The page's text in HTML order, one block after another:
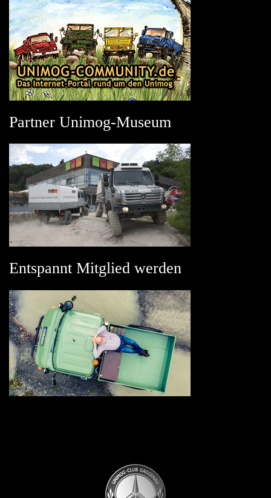
Partner Unimog-Museum
Entspannt Mitglied werden